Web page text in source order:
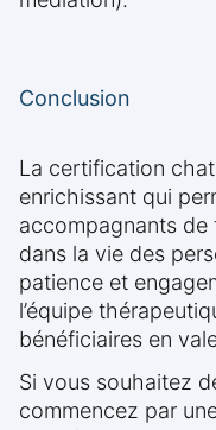
Conclusion
La certification
enrichissant qui
accompagnants de
dans la vie des
patience et
l’équipe
bénéficiaires en
Si vous souhaitez
commencez par